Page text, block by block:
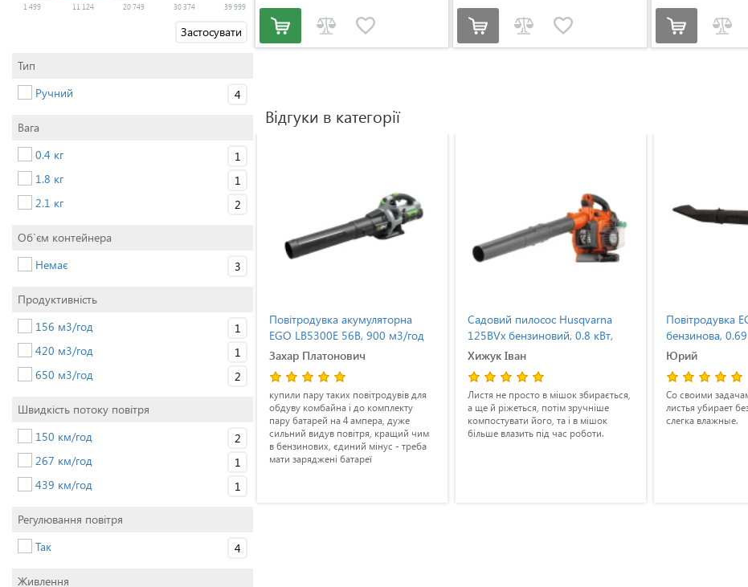
1 499 11 124 20 749 30 374 39 999
Застосувати
Тип
Ручний
4
Вага
0.4 кг
1
1.8 кг
1
2.1 кг
2
Об`єм контейнера
Немає
3
Продуктивність
156 м3/год
1
420 м3/год
1
650 м3/год
2
Швидкість потоку повітря
150 км/год
2
267 км/год
1
439 км/год
1
Регулювання повітря
Так
4
Живлення
Відгуки в категорії
3000
восени.
Повітродувка акумуляторна
EGO LB5300E 56В, 900 м3/год
Єгор
разу не пожалів, одного заряду
вистачає дуже надовго, по звуку під
час роботи нагадує звичайний
пилосос, а не гуркотить як бензинова
на цілий двір. Дякую магазину за
замовлення
Повітродувка акумуляторна
EGO LB5300E 56В, 900 м3/год
Захар Платонович
купили пару таких повітродувів для
обдуву комбайна і до комплекту
пару батарей на 4 ампера, дуже
сильний видув повітря, кращий чим
в бензинових, єдиний мінус - треба
мати заряджені батареї
Садовий пилосос Husqvarna
125BVx бензиновий, 0.8 кВт,
798 куб.м/год (9527156-74)
Хижук Іван
Листя не просто в мішок збирається,
а ще й ріжеться, потім зручніше
компостувати його, та і в мішок
більше влазить під час роботи.
Повітродувка
бензинова,
/ год
Юрий
Со своими
листья убирает
слегка влажные.